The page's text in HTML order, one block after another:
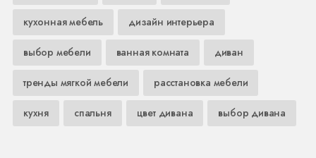
кухонная мебель дизайн интерьера
выбор мебели ванная комната диван
тренды мягкой мебели расстановка мебели
кухня спальня цвет дивана выбор дивана